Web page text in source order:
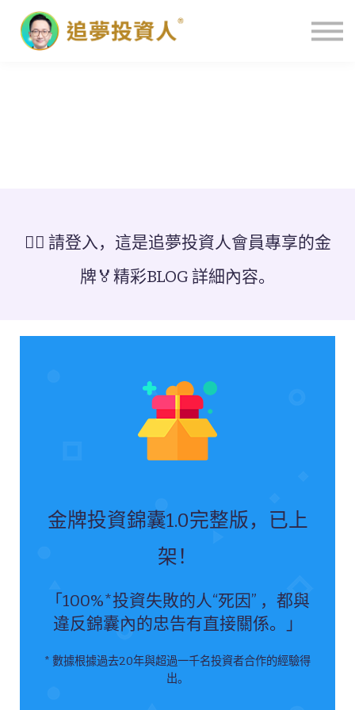
主頁
👉🏻 請登入，這是追夢投資人會員專享的金
牌🏅️精彩BLOG 詳細內容。
金牌投資錦囊1.0完整版，已上
架！
「100%*投資失敗的人“死因” ，都與
違反錦囊內的忠告有直接關係。
」
* 數據根據過去20年與超過一千名投資者合作的經驗得
出。